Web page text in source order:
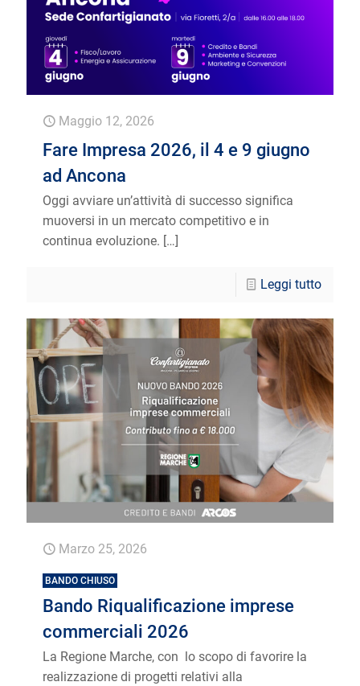
Maggio 12, 2026
Fare Impresa 2026, il 4 e 9 giugno
ad Ancona
Oggi avviare un’attività di successo significa
muoversi in un mercato competitivo e in
continua evoluzione. […]
Leggi tutto
Marzo 25, 2026
BANDO CHIUSO
Bando Riqualificazione imprese
commerciali 2026
La Regione Marche, con lo scopo di favorire la
realizzazione di progetti relativi alla